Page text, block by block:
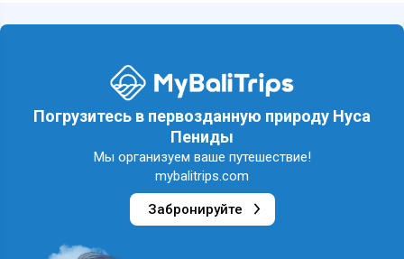
Погрузитесь в первозданную природу Нуса
Пениды
Мы организуем ваше путешествие!
mybalitrips.com
Забронируйте